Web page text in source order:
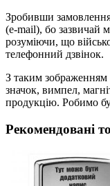
Зробивши
(e-mail), бо зазвичай
розуміючи, що
телефонний дзвінок.
З таким
значок, вимпел,
продукцію. Робимо
Рекомендовані